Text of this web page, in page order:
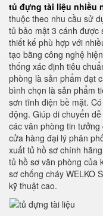
tủ đựng tài liệu nhiều
thuộc theo nhu cầu sử
tủ bảo mật 3 cánh được
thiết kế phù hợp với
tạo bằng công nghệ
thống xác định tiêu
phòng là sản phẩm đạt
bình chọn là sản phẩm
sơn tĩnh điện bề mặt.
động. Giúp di chuyển
các văn phòng tin
cửa hàng đại lý phân
xuất tủ hồ sơ chính
tủ hồ sơ văn phòng của
sơ chống cháy WELKO
kỹ thuật cao.